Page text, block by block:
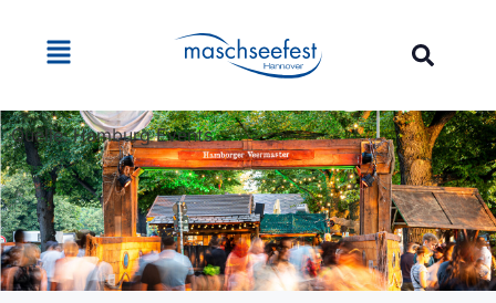
Quelle: Hamburg Events